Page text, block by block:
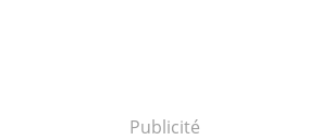
Publicité